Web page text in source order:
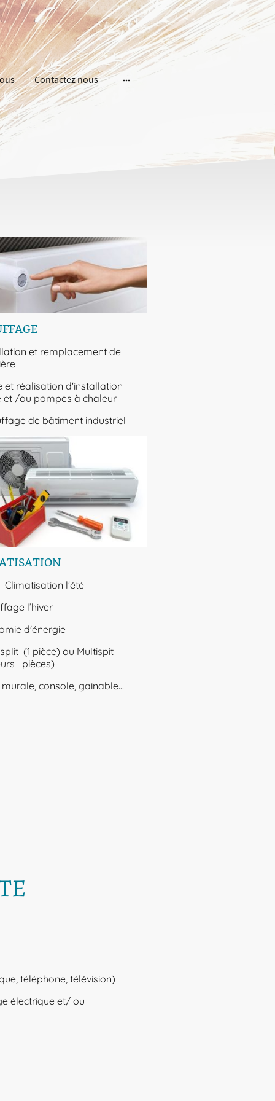
Contactez nous
et remplacement de
et réalisation d'installation
et /ou pompes à chaleur
de bâtiment industriel
l'été
l’hiver
d'énergie
(1 pièce) ou Multispit
pièces)
murale, console, gainable…
téléphone, télévision)
électrique et/ ou